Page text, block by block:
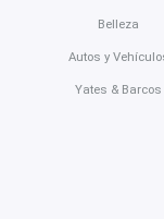
Belleza
Autos y
Yates & Barcos